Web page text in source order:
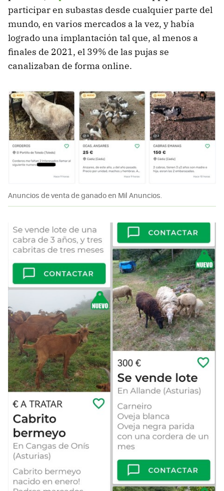
participar en subastas desde cualquier parte del
mundo, en varios mercados a la vez, y había
logrado una implantación tal que, al menos a
finales de 2021, el 39% de las pujas se
canalizaban de forma online.
Anuncios de venta de ganado en Mil Anuncios.